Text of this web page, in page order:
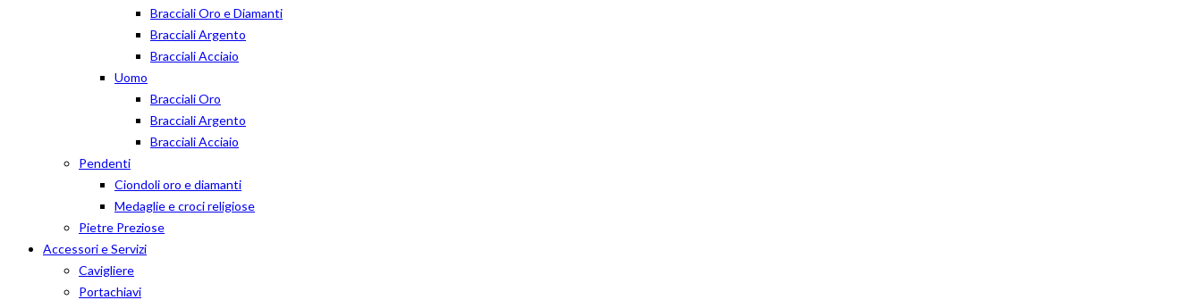
Bracciali Oro e Diamanti
Bracciali Argento
Bracciali Acciaio
Uomo
Bracciali Oro
Bracciali Argento
Bracciali Acciaio
Pendenti
Ciondoli oro e diamanti
Medaglie e croci religiose
Pietre Preziose
Accessori e Servizi
Cavigliere
Portachiavi